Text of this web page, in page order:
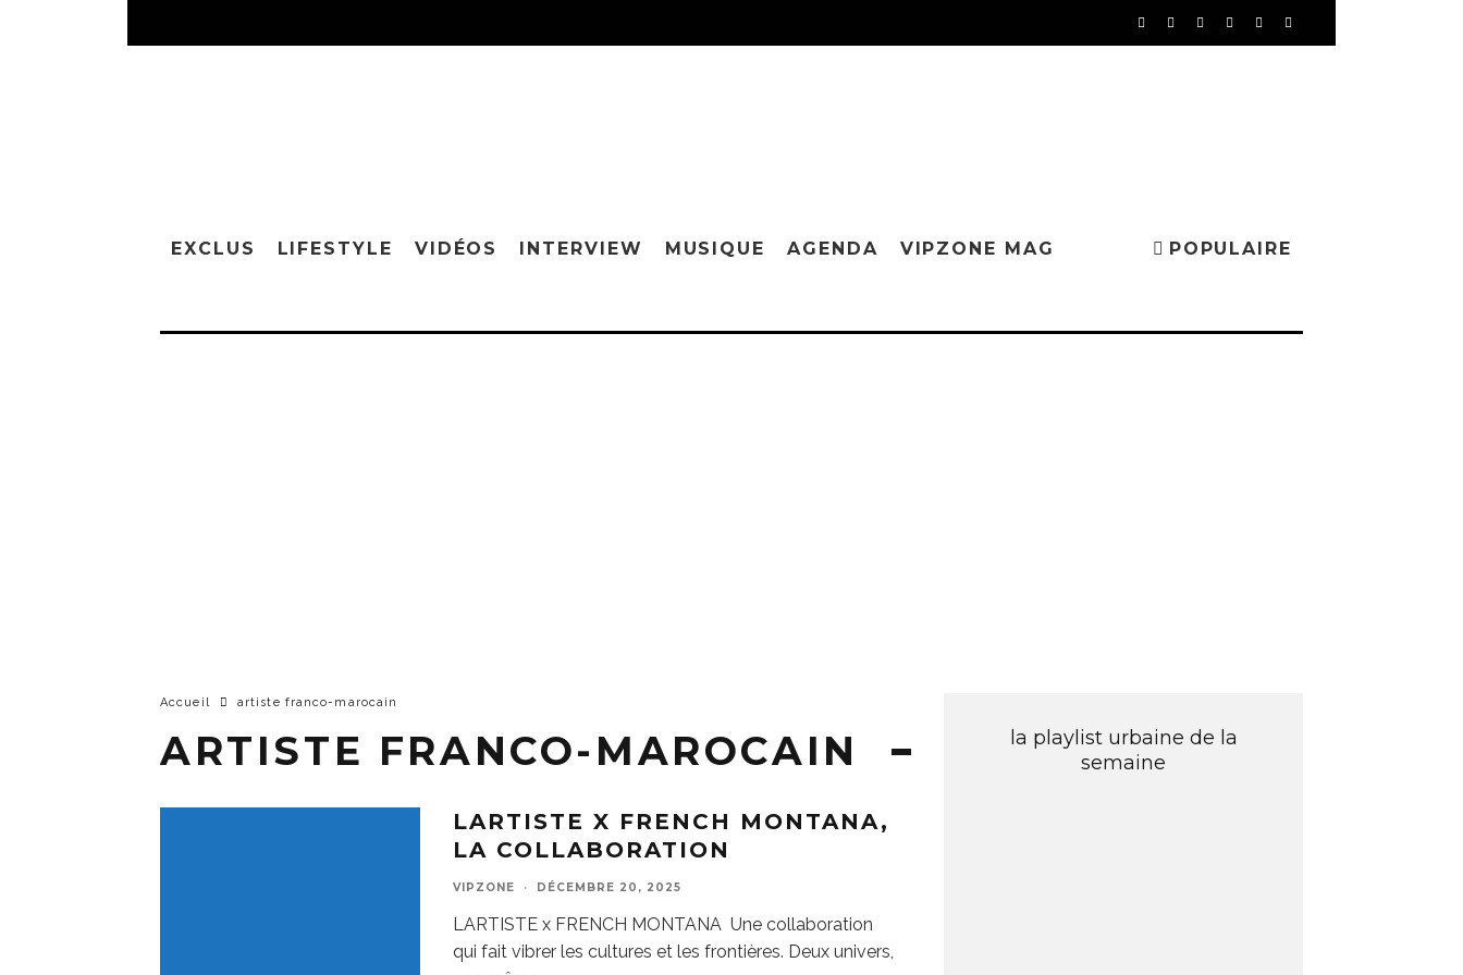
EXCLUS LIFESTYLE VIDÉOS INTERVIEW MUSIQUE AGENDA VIPZONE MAG POPULAIRE
Accueil artiste franco-marocain
ARTISTE FRANCO-MAROCAIN
LARTISTE X FRENCH MONTANA,
LA COLLABORATION
VIPZONE · DÉCEMBRE 20, 2025
LARTISTE x FRENCH MONTANA Une collaboration
qui fait vibrer les cultures et les frontières. Deux univers,
la playlist urbaine de la
semaine